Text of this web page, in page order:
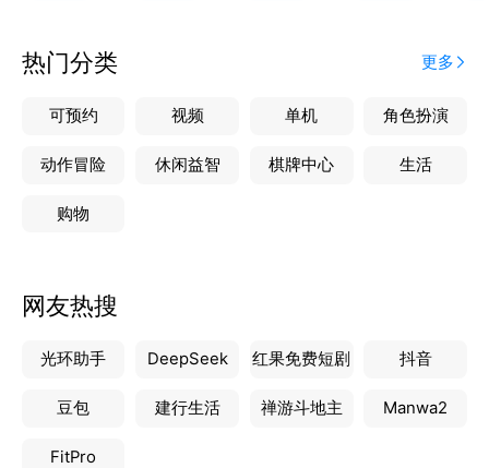
热门分类 更多
可预约 视频 单机 角色扮演
动作冒险 休闲益智 棋牌中心 生活
购物
网友热搜
光环助手 DeepSeek 红果免费短剧 抖音
豆包 建行生活 禅游斗地主 Manwa2
FitPro